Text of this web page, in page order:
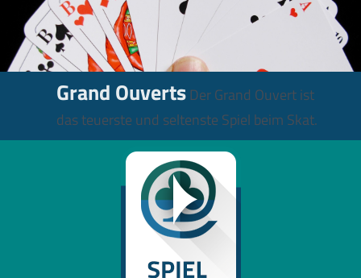
Grand OuvertsDer Grand Ouvert ist
das teuerste und seltenste Spiel beim Skat.